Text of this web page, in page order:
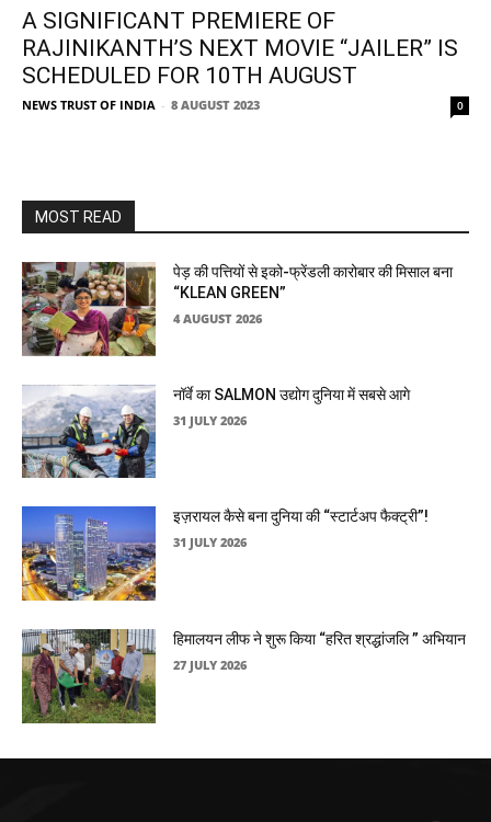
A SIGNIFICANT PREMIERE OF
RAJINIKANTH’S NEXT MOVIE “JAILER” IS
SCHEDULED FOR 10TH AUGUST
NEWS TRUST OF INDIA - 8 AUGUST 2023 0
MOST READ
पेड़ की पत्तियों से इको-फ्रेंडली कारोबार की मिसाल बना
“KLEAN GREEN”
4 AUGUST 2026
नॉर्वे का SALMON उद्योग दुनिया में सबसे आगे
31 JULY 2026
इज़रायल कैसे बना दुनिया की “स्टार्टअप फैक्ट्री”!
31 JULY 2026
हिमालयन लीफ ने शुरू किया “हरित श्रद्धांजलि ” अभियान
27 JULY 2026